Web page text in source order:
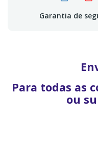
Garantia de
Para todas as
ou